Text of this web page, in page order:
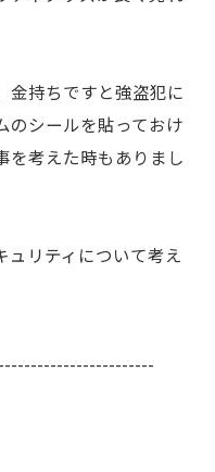
金持ちですと強盗犯に
のシールを貼っておけ
を考えた時もありまし
ュリティについて考え